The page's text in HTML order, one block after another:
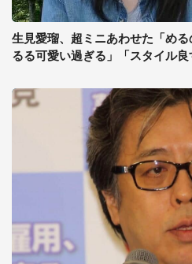
生見愛瑠、超ミニあわせた「め
るる可愛い過ぎる」「スタイル良